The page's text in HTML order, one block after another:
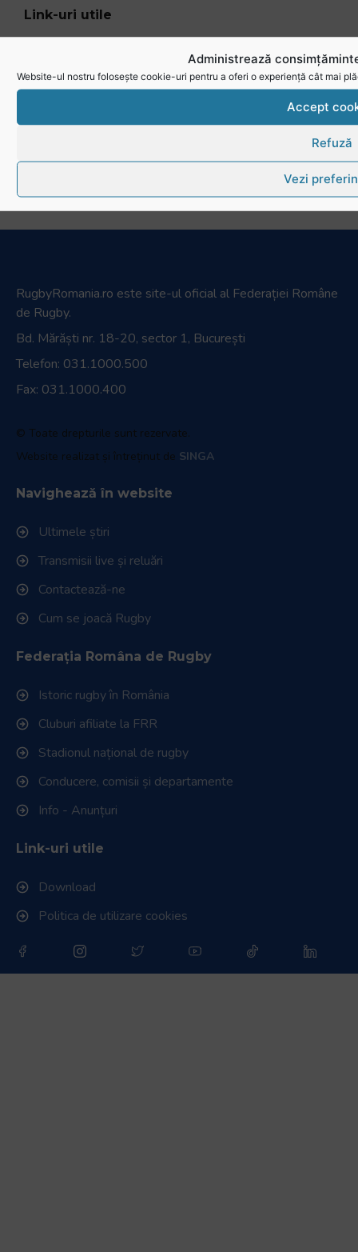
Administrează
Website-ul nostru folosește cookie-uri pentru a oferi o experiență cât mai
Accept
Refuză
Vezi
Link-uri utile
RugbyRomania.ro este site-ul oficial al Federației Române
de Rugby.
Bd. Mărăști nr. 18-20, sector 1, București
Telefon: 031.1000.500
Fax: 031.1000.400
© Toate drepturile sunt rezervate.
Website realizat și întreținut de SINGA
Navighează în website
Ultimele știri
Transmisii live și reluări
Contactează-ne
Cum se joacă Rugby
Federația Româna de Rugby
Istoric rugby în România
Cluburi afiliate la FRR
Stadionul național de rugby
Conducere, comisii și departamente
Info - Anunțuri
Link-uri utile
Download
Politica de utilizare cookies